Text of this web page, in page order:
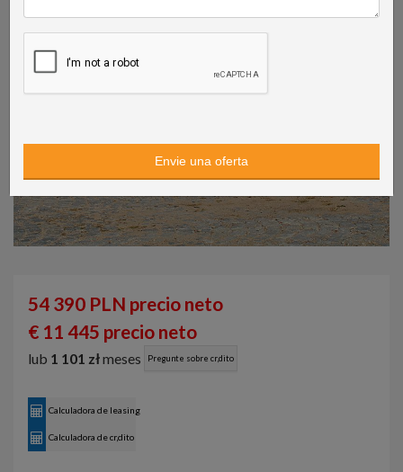
54 390 PLN precio neto
€ 11 445 precio neto
lub 1 101 złmeses Pregunte sobre cr‚dito
Calculadora de leasing
Calculadora de cr‚dito